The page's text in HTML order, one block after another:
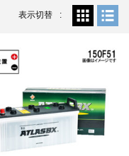
表示切替